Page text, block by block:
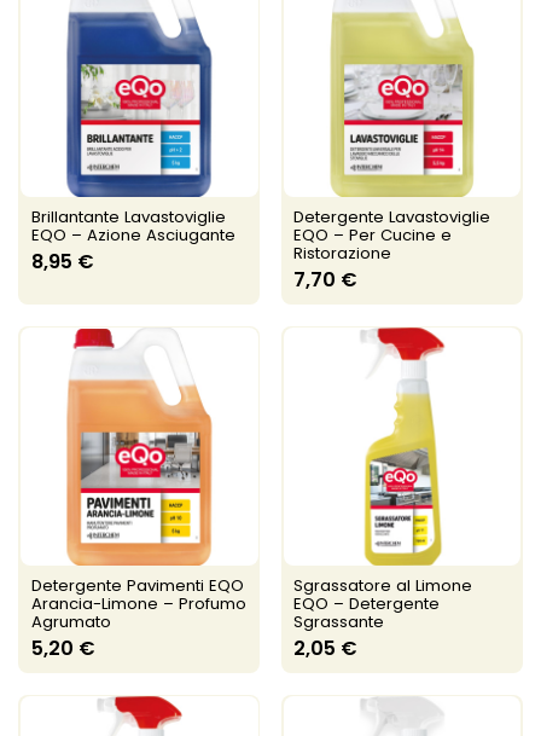
Brillantante Lavastoviglie
EQO – Azione Asciugante
8,95 €
Detergente Lavastoviglie
EQO – Per Cucine e
Ristorazione
7,70 €
Detergente Pavimenti EQO
Arancia-Limone – Profumo
Agrumato
5,20 €
Sgrassatore al Limone
EQO – Detergente
Sgrassante
2,05 €